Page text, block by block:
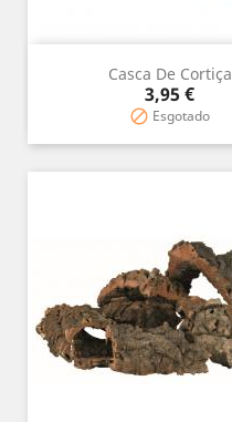
Casca De Cortiça
Prix
3,95 €
 Esgotado